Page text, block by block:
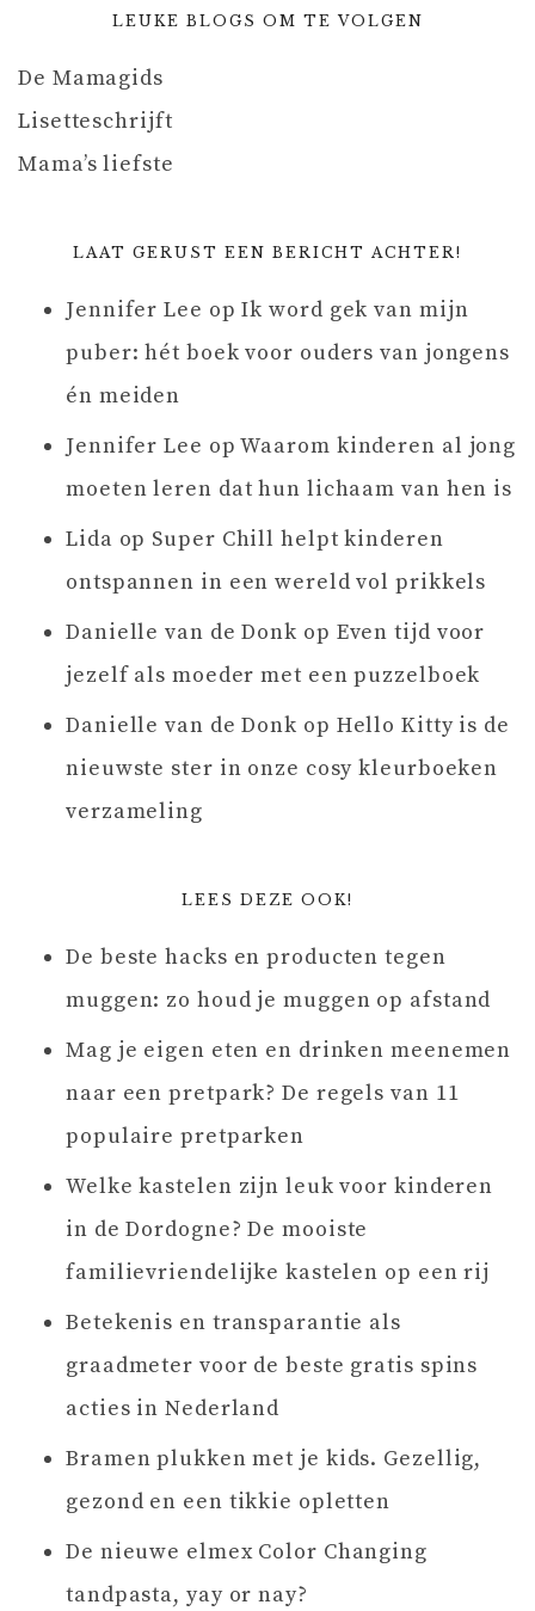
LEUKE BLOGS OM TE VOLGEN
De Mamagids
Lisetteschrijft
Mama’s liefste
LAAT GERUST EEN BERICHT ACHTER!
Jennifer Lee opIk word gek van mijn
puber: hét boek voor ouders van jongens
én meiden
Jennifer Lee opWaarom kinderen al jong
moeten leren dat hun lichaam van hen is
Lida op Super Chill helpt kinderen
ontspannen in een wereld vol prikkels
Danielle van de Donk op Even tijd voor
jezelf als moeder met een puzzelboek
Danielle van de Donk op Hello Kitty is de
nieuwste ster in onze cosy kleurboeken
verzameling
LEES DEZE OOK!
De beste hacks en producten tegen
muggen: zo houd je muggen op afstand
Mag je eigen eten en drinken meenemen
naar een pretpark? De regels van 11
populaire pretparken
Welke kastelen zijn leuk voor kinderen
in de Dordogne? De mooiste
familievriendelijke kastelen op een rij
Betekenis en transparantie als
graadmeter voor de beste gratis spins
acties in Nederland
Bramen plukken met je kids. Gezellig,
gezond en een tikkie opletten
De nieuwe elmex Color Changing
tandpasta, yay or nay?